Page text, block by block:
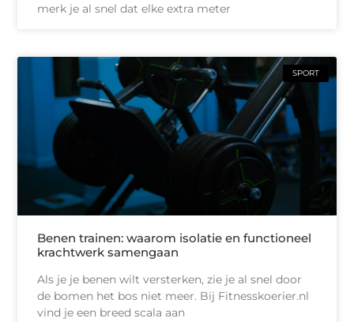
merk je al snel dat elke extra meter
SPORT
Benen trainen: waarom isolatie en functioneel
krachtwerk samengaan
Als je je benen wilt versterken, zie je al snel door
de bomen het bos niet meer. Bij Fitnesskoerier.nl
vind je een breed scala aan